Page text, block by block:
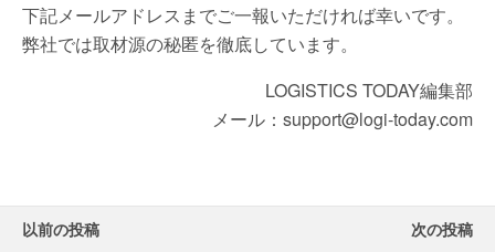
下記メールアドレスまでご一報いただければ幸いです。
弊社では取材源の秘匿を徹底しています。
LOGISTICS TODAY編集部
メール：support@logi-today.com
以前の投稿 次の投稿